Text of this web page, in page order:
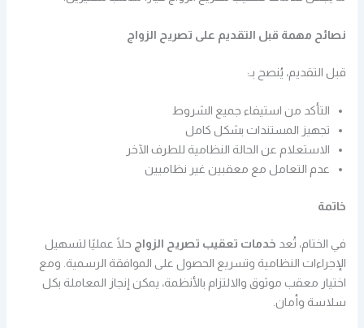
نصائح مهمة قبل التقديم على تصريح الزواج
قبل التقديم، يُنصح بـ:
التأكد من استيفاء جميع الشروط
تجهيز المستندات بشكل كامل
الاستعلام عن الحالة النظامية للطرف الآخر
عدم التعامل مع معقبين غير نظاميين
خاتمة
في الختام، تُعد خدمات تعقيب تصريح الزواج حلًا عمليًا لتسهيل
الإجراءات النظامية وتسريع الحصول على الموافقة الرسمية. ومع
اختيار معقب موثوق والالتزام بالأنظمة، يمكن إنجاز المعاملة بكل
سلاسة وأمان.